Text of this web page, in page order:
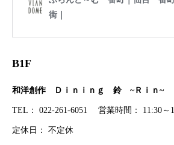
B1F
和洋創作 Ｄｉｎｉｎｇ 鈴 ~Ｒｉｎ~
TEL： 022-261-6051 営業時間： 11:30～
定休日： 不定休